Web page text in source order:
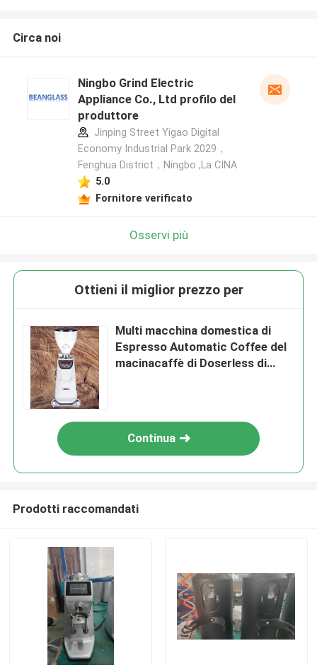
Circa noi
Ningbo Grind Electric
Appliance Co., Ltd profilo del
produttore
Jinping Street Yigao Digital
Economy Industrial Park 2029，
Fenghua District，Ningbo ,La CINA
5.0
Fornitore verificato
Osservi più
Ottieni il miglior prezzo per
Multi macchina domestica di
Espresso Automatic Coffee del
macinacaffè di Doserless di
Continua
Prodotti raccomandati